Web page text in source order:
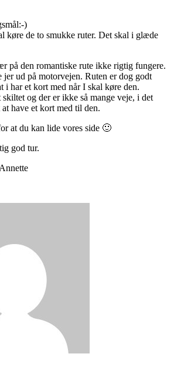
)
køre de to smukke ruter. Det skal i glæde
på den romantiske rute ikke rigtig fungere.
ud på motorvejen. Ruten er dog godt
i har et kort med når I skal køre den.
og der er ikke så mange veje, i det
have et kort med til den.
at du kan lide vores side 🙂
god tur.